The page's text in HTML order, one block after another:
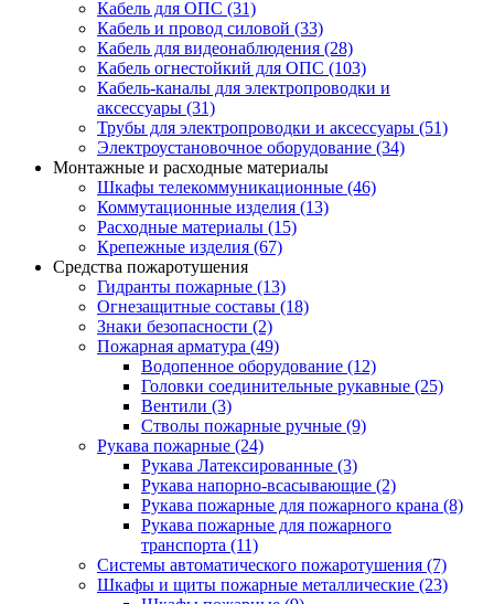
Кабель для ОПС (31)
Кабель и провод силовой (33)
Кабель для видеонаблюдения (28)
Кабель огнестойкий для ОПС (103)
Кабель-каналы для электропроводки и
аксессуары (31)
Трубы для электропроводки и аксессуары (51)
Электроустановочное оборудование (34)
Монтажные и расходные материалы
Шкафы телекоммуникационные (46)
Коммутационные изделия (13)
Расходные материалы (15)
Крепежные изделия (67)
Средства пожаротушения
Гидранты пожарные (13)
Огнезащитные составы (18)
Знаки безопасности (2)
Пожарная арматура (49)
Водопенное оборудование (12)
Головки соединительные рукавные (25)
Вентили (3)
Стволы пожарные ручные (9)
Рукава пожарные (24)
Рукава Латексированные (3)
Рукава напорно-всасывающие (2)
Рукава пожарные для пожарного крана (8)
Рукава пожарные для пожарного
транспорта (11)
Системы автоматического пожаротушения (7)
Шкафы и щиты пожарные металлические (23)